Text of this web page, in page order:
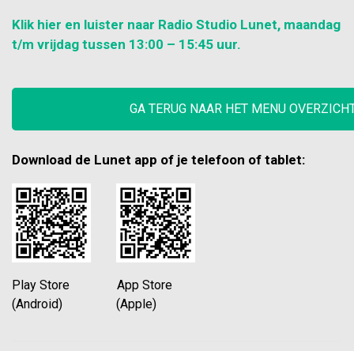
Klik hier en luister naar Radio Studio Lunet, maandag
t/m vrijdag tussen 13:00 – 15:45 uur.
GA TERUG NAAR HET MENU
Download de Lunet app of je telefoon of tablet:
Play Store App Store
(Android) (Apple)